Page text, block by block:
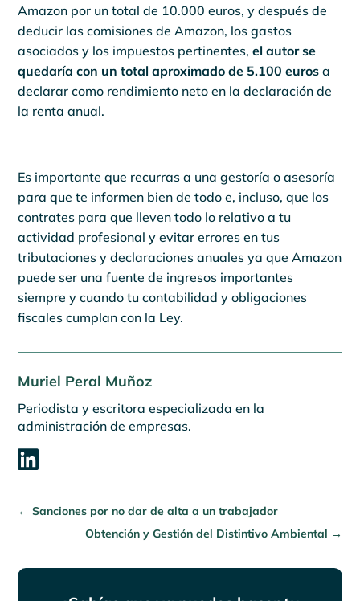
Amazon por un total de 10.000 euros, y después de
deducir las comisiones de Amazon, los gastos
asociados y los impuestos pertinentes,el autor se
quedaría con un total aproximado de 5.100 euros a
declarar como rendimiento neto en la declaración de
la renta anual.
Es importante que recurras a una gestoría o asesoría
para que te informen bien de todo e, incluso, que los
contrates para que lleven todo lo relativo a tu
actividad profesional y evitar errores en tus
tributaciones y declaraciones anuales ya que Amazon
puede ser una fuente de ingresos importantes
siempre y cuando tu contabilidad y obligaciones
fiscales cumplan con la Ley.
Muriel Peral Muñoz
Periodista y escritora especializada en la
administración de empresas.

←Sanciones por no dar de alta a un trabajador
Obtención y Gestión del Distintivo Ambiental →